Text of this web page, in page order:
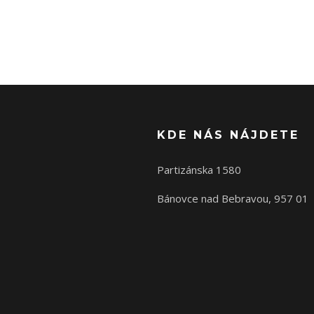
KDE NÁS NÁJDETE
Partizánska 1580
Bánovce nad Bebravou, 957 01